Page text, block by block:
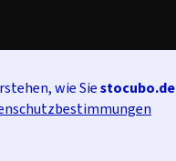
wie Siestocubo.de